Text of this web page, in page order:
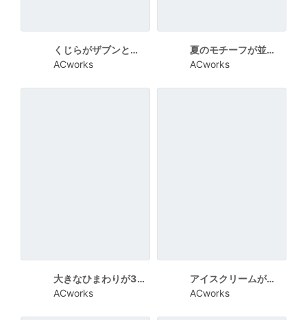
くじらがザブンと跳ねる残暑見舞い向けカード
ACworks
夏のモチーフが並んだおしゃれな残暑見舞い向けカード
ACworks
大きなひまわりが3輪描かれた残暑見舞い向けカード
ACworks
アイスクリームがたくさん描かれた残暑見舞い向けカード
ACworks